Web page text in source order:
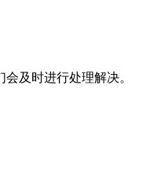
及时进行处理解决。